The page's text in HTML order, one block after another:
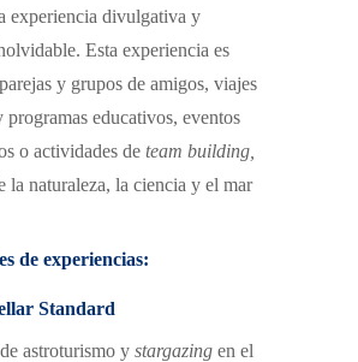
experiencia divulgativa y
Esta experiencia es
arejas y grupos de amigos, viajes
programas educativos, eventos
o actividades de team building
la naturaleza, la ciencia y el mar
de experiencias:
Standard
astroturismo y stargazing en el